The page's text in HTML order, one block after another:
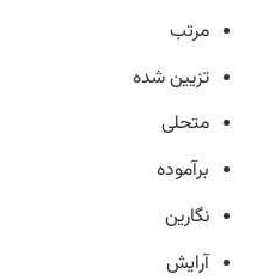
مرتب
تزیین شده
متحلی
برآموده
نگارین
آرایش